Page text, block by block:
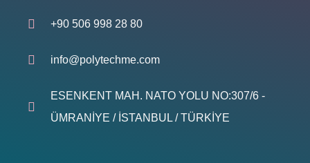
+90 506 998 28 80
info@polytechme.com
ESENKENT MAH. NATO YOLU NO:307/6 -
ÜMRANİYE / İSTANBUL / TÜRKİYE